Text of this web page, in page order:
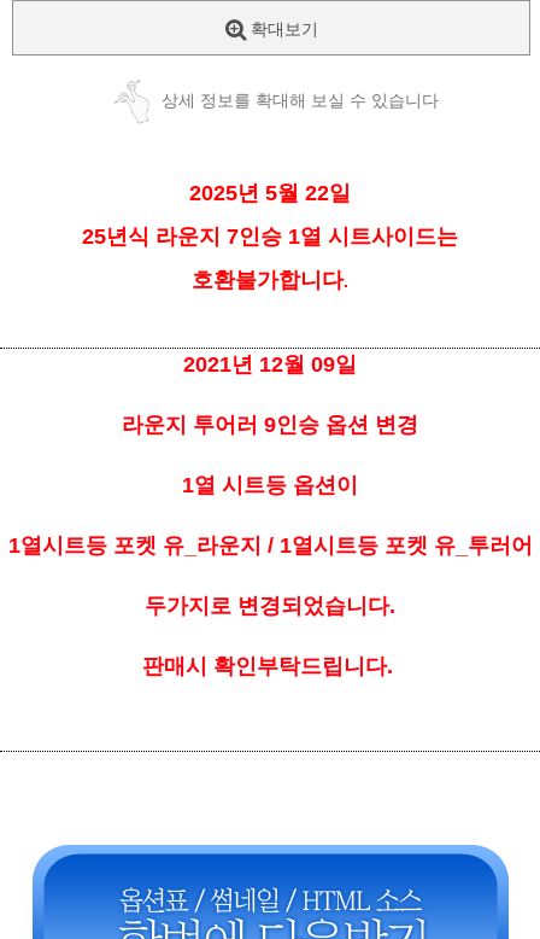
확대보기
상세 정보를 확대해 보실 수 있습니다
2025년 5월 22일
25년식 라운지 7인승 1열 시트사이드는
호환불가합니다.
2021년 12월 09일
라운지 투어러 9인승 옵션 변경
1열 시트등 옵션이
1열시트등 포켓 유_라운지 / 1열시트등 포켓 유_투러어
두가지로 변경되었습니다.
판매시 확인부탁드립니다.